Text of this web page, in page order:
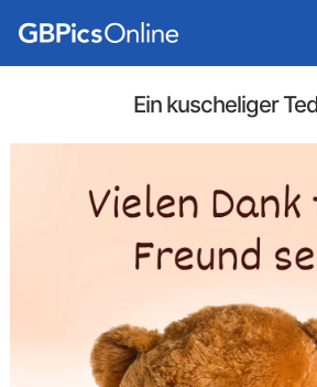
Ein kuscheliger